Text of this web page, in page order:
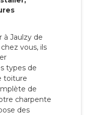
à Jaulzy de
vous, ils
types de
toiture
de
charpente
des